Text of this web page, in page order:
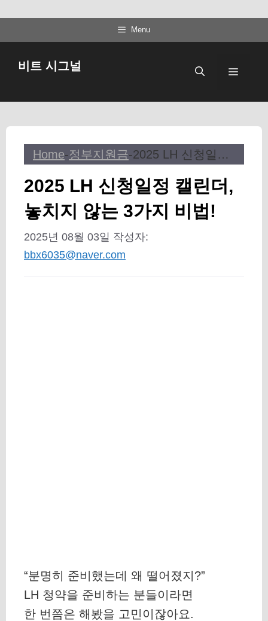
텐
뛰
Menu
비트 시그널 메
Home-정부지원금- 2025 LH 신청일정 캘린더, 놓치지 않는 3가지 비법!
2025 LH 신청일정 캘린더,
놓치지 않는 3가지 비법!
2025년 08월 03일 작성자:
bbx6035@naver.com
“분명히 준비했는데 왜 떨어졌지?”
LH 청약을 준비하는 분들이라면
한 번쯤은 해봤을 고민이잖아요.